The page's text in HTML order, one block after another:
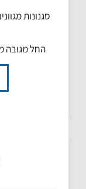
סגנונות
החל מגובה